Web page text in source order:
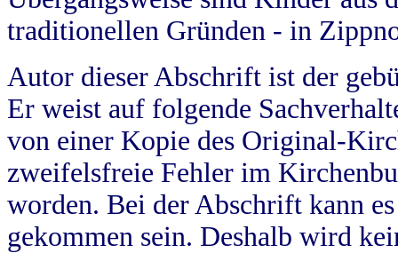
traditionellen Gründen - in
Autor dieser Abschrift ist der
Er weist auf folgende
von einer Kopie des Original-
zweifelsfreie Fehler im
worden. Bei der Abschrift kann
gekommen sein. Deshalb wird